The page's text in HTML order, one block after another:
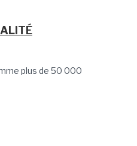
plus de 50 000